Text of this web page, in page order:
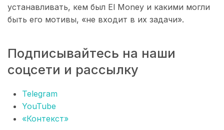
устанавливать, кем был El Money и какими могли
быть его мотивы, «не входит в их задачи».
Подписывайтесь на наши
соцсети и рассылку
Telegram
YouTube
«Контекст»